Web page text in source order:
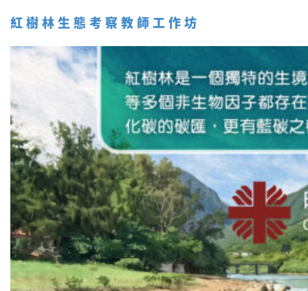
紅樹林生態考察教師工作坊